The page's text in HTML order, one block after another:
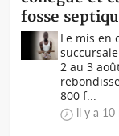
fosse
Le mis en
2 au 3
800 f...
il y a 10